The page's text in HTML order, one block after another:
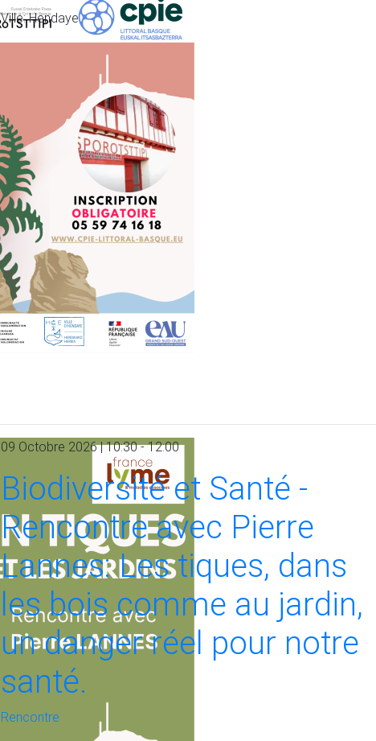
Ville: Hendaye
09 Octobre 2026 | 10:30 - 12:00
Biodiversité et Santé -
Rencontre avec Pierre
Lannes: Les tiques, dans
les bois comme au jardin,
un danger réel pour notre
santé.
Rencontre